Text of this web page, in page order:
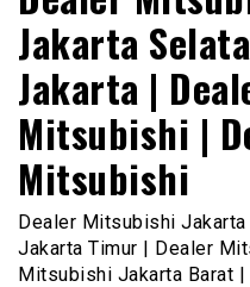
Jakarta
Jakarta |
Mitsubishi |
Mitsubishi
Dealer Mitsubishi
Jakarta Timur | Dealer
Mitsubishi Jakarta Barat